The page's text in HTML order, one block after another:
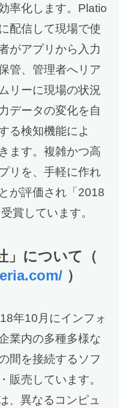
率化します。Platio
配信して現場で使
がアプリから入力
管、管理者へリア
リーに現場の状況
データの変化を自
る検知機能によ
ます。複雑かつ高
リを、手軽に作れ
が評価され「2018
賞しています。
」について（
）
年10月にインフォ
業内の多種多様な
間を接続するソフ
販売しています。
、異なるコンピュ